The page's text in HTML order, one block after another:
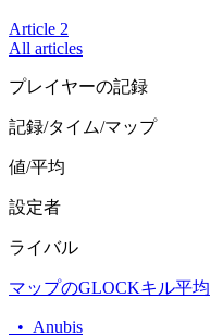
Article 2
All articles
プレイヤーの記録
記録/タイム/マップ
値/平均
設定者
ライバル
マップのGLOCKキル平均
• Anubis